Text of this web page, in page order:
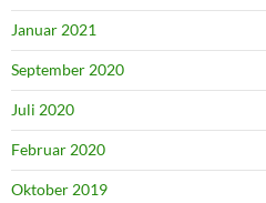
Januar 2021
September 2020
Juli 2020
Februar 2020
Oktober 2019